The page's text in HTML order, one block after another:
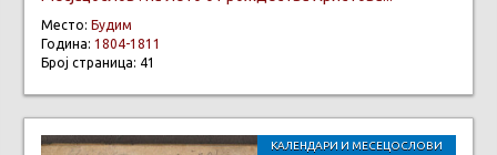
Место: Будим
Година: 1804-1811
Број страница: 41
КАЛЕНДАРИ И МЕСЕЦОСЛОВИ